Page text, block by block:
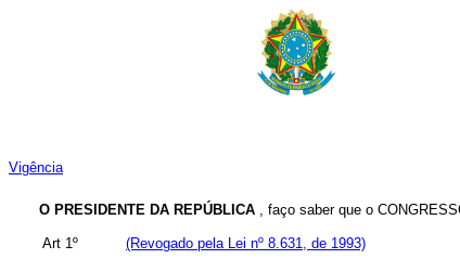
Vigência
O PRESIDENTE DA REPÚBLICA , faço saber que o
Art 1º (Revogado pela Lei nº 8.631, de 1993)